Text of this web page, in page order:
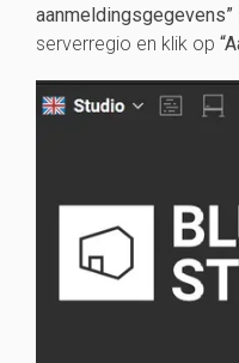
aanmeldingsgegevens”
serverregio en klik op